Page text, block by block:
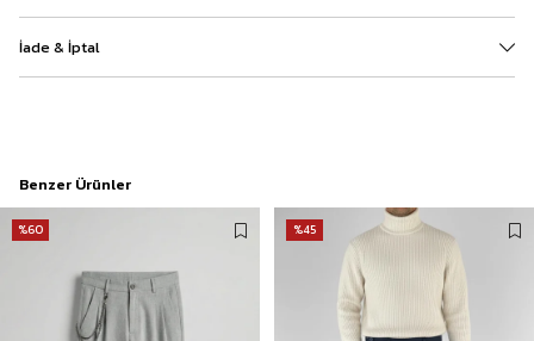
İade & İptal
Benzer Ürünler
%60 %45